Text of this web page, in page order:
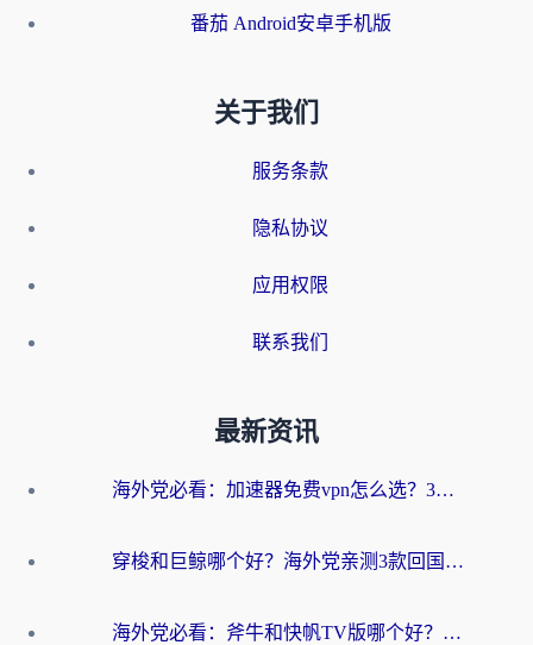
番茄 Android安卓手机版
关于我们
服务条款
隐私协议
应用权限
联系我们
最新资讯
海外党必看：加速器免费vpn怎么选？3步教你无缝访问国内资源
穿梭和巨鲸哪个好？海外党亲测3款回国加速器，教你避开90%的坑
海外党必看：斧牛和快帆TV版哪个好？3分钟选对回国加速器，无缝刷B站、追热剧